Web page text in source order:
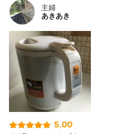
主婦
あきあき
5.00